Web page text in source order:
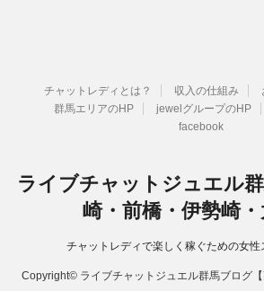
チャットレディとは？ 収入の仕組み
群馬エリアのHP
jewelグループのHP
facebook
ライブチャットジュエル
崎・前橋・伊勢崎・
チャットレディで楽しく稼ぐための女性
Copyright© ライブチャットジュエル群馬ブログ